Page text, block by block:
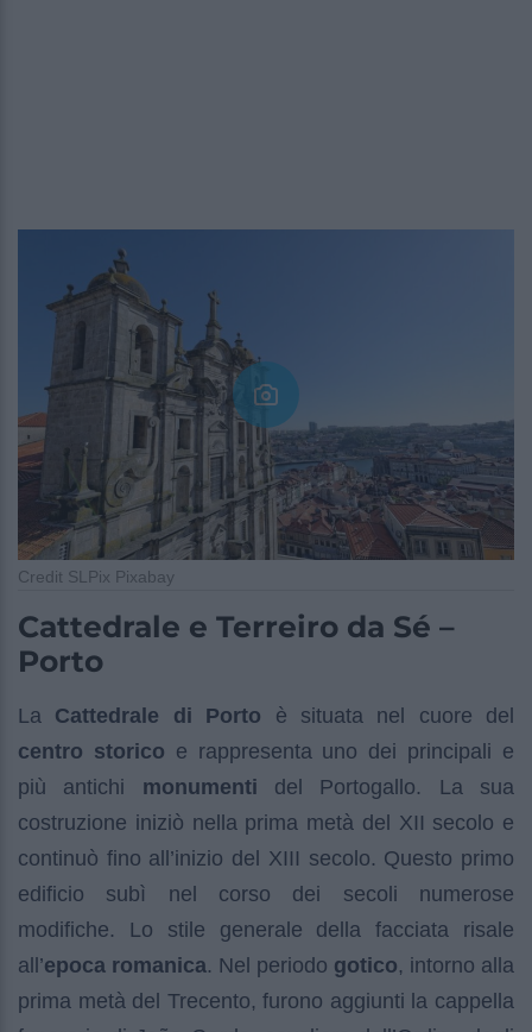
Credit SLPix Pixabay
Cattedrale e Terreiro da Sé –
Porto
La Cattedrale di Porto è situata nel cuore del
centro storico e rappresenta uno dei principali e
più antichi monumenti del Portogallo. La sua
costruzione iniziò nella prima metà del XII secolo e
continuò fino all’inizio del XIII secolo. Questo primo
edificio subì nel corso dei secoli numerose
modifiche. Lo stile generale della facciata risale
all’epoca romanica. Nel periodo gotico, intorno alla
prima metà del Trecento, furono aggiunti la cappella